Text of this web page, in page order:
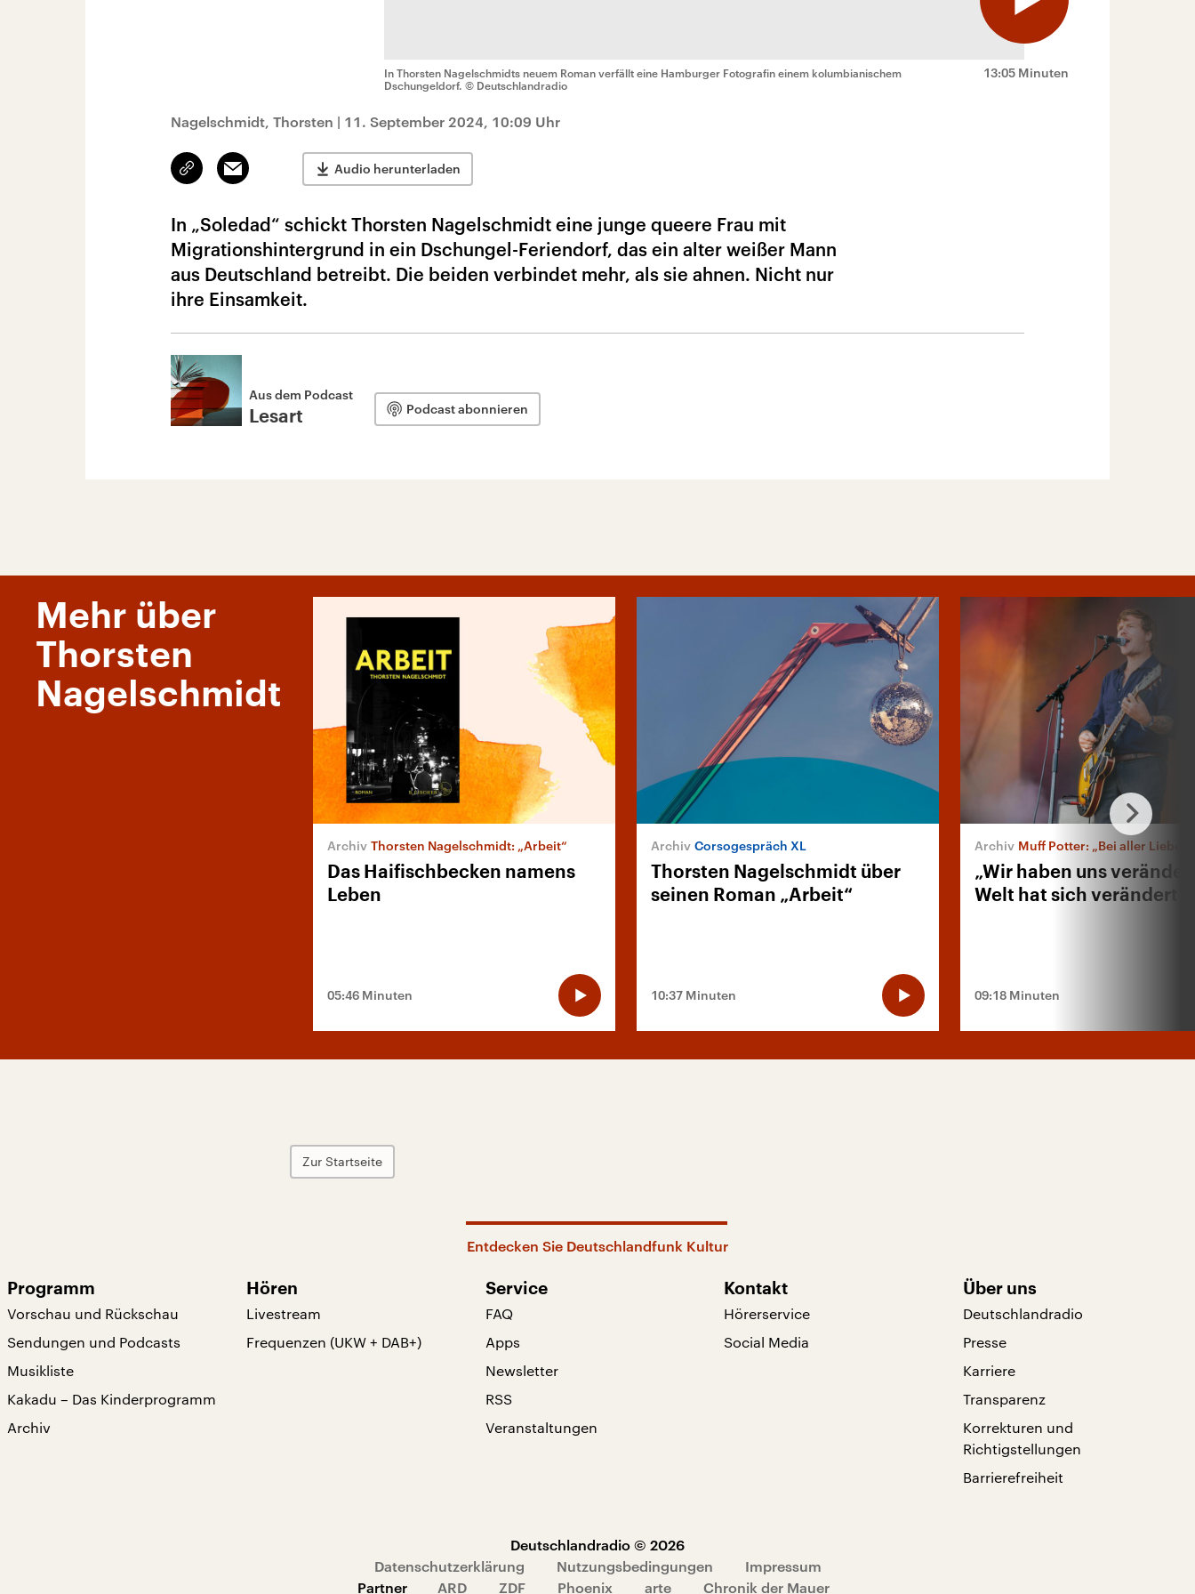
13:05 Minuten
In Thorsten Nagelschmidts neuem Roman verfällt eine Hamburger Fotografin einem kolumbianischem
Dschungeldorf. © Deutschlandradio
Nagelschmidt, Thorsten | 11. September 2024, 10:09 Uhr
Link
kopieren/teilen
Email Audio herunterladen
In „Soledad“ schickt Thorsten Nagelschmidt eine junge queere Frau mit
Migrationshintergrund in ein Dschungel-Feriendorf, das ein alter weißer Mann
aus Deutschland betreibt. Die beiden verbindet mehr, als sie ahnen. Nicht nur
ihre Einsamkeit.
Aus dem Podcast
Lesart Podcast abonnieren
Mehr über
Thorsten
Nagelschmidt
Thorsten Nagelschmidt: „Arbeit“
Das Haifischbecken namens
Leben
05:46 Minuten
Corsogespräch XL
Thorsten Nagelschmidt über
seinen Roman „Arbeit“
10:37 Minuten
Muff Potter: „Bei aller Liebe“
„Wir haben uns
Welt hat sich verändert“
09:18 Minuten
Zur Startseite
Entdecken Sie Deutschlandfunk Kultur
Programm
Vorschau und Rückschau
Sendungen und Podcasts
Musikliste
Kakadu – Das Kinderprogramm
Archiv
Hören
Livestream
Frequenzen (UKW + DAB+)
Service
FAQ
Apps
Newsletter
RSS
Veranstaltungen
Kontakt
Hörerservice
Social Media
Über uns
Deutschlandradio
Presse
Karriere
Transparenz
Korrekturen und
Richtigstellungen
Barrierefreiheit
Deutschlandradio © 2026
Datenschutzerklärung
Nutzungsbedingungen
Impressum
Partner
ARD ZDF Phoenix arte Chronik der Mauer